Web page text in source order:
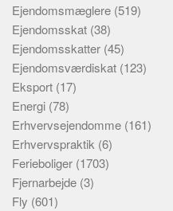
Ejendomsmæglere (519)
Ejendomsskat (38)
Ejendomsskatter (45)
Ejendomsværdiskat (123)
Eksport (17)
Energi (78)
Erhvervsejendomme (161)
Erhvervspraktik (6)
Ferieboliger (1703)
Fjernarbejde (3)
Fly (601)